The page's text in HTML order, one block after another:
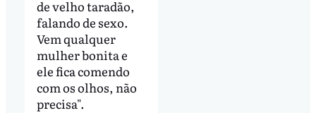
de velho taradão,
falando de sexo.
Vem qualquer
mulher bonita e
ele fica comendo
com os olhos, não
precisa".